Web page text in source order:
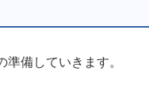
備していきます。